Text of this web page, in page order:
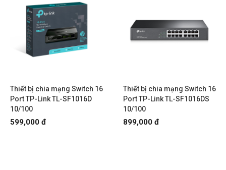
Thiết bị chia mạng Switch 16
Port TP-Link TL-SF1016D
10/100
599,000 đ
Thiết bị chia mạng Switch 16
Port TP-Link TL-SF1016DS
10/100
899,000 đ